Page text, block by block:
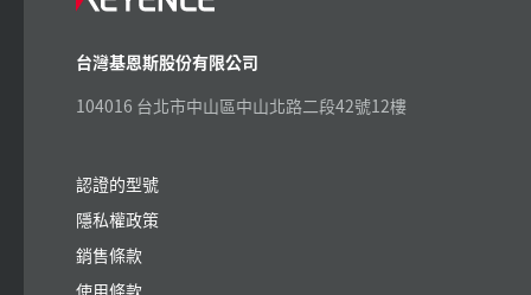
台灣基恩斯股份有限公司
104016 台北市中山區中山北路二段42號12樓
認證的型號
隱私權政策
銷售條款